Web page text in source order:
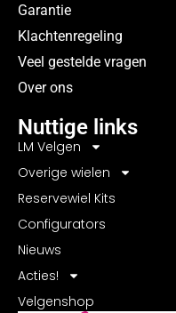
Garantie
Klachtenregeling
Veel gestelde vragen
Over ons
Nuttige links
LM Velgen
Overige wielen
Reservewiel Kits
Configurators
Nieuws
Acties!
Velgenshop